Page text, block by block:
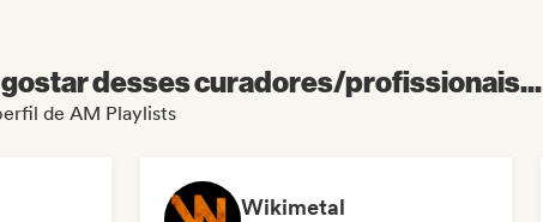
desses curadores/profissionais...
de AM Playlists
Wikimetal